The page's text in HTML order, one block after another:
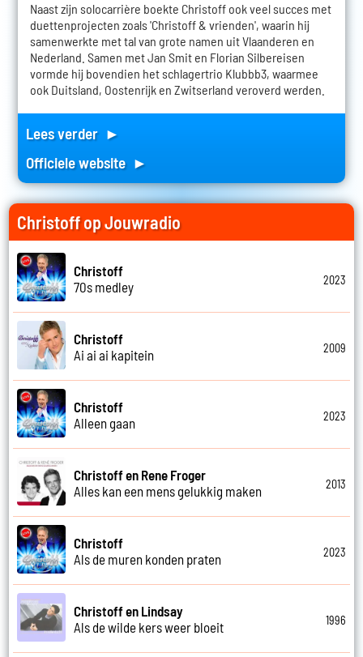
Naast zijn solocarrière boekte Christoff ook veel succes met
duettenprojecten zoals 'Christoff & vrienden', waarin hij
samenwerkte met tal van grote namen uit Vlaanderen en
Nederland. Samen met Jan Smit en Florian Silbereisen
vormde hij bovendien het schlagertrio Klubbb3, waarmee
ook Duitsland, Oostenrijk en Zwitserland veroverd werden.
Lees verder ►
Officiele website ►
Christoff op Jouwradio
Christoff
70s medley
2023
Christoff
Ai ai ai kapitein
2009
Christoff
Alleen gaan
2023
Christoff en Rene Froger
Alles kan een mens gelukkig maken
2013
Christoff
Als de muren konden praten
2023
Christoff en Lindsay
Als de wilde kers weer bloeit
1996